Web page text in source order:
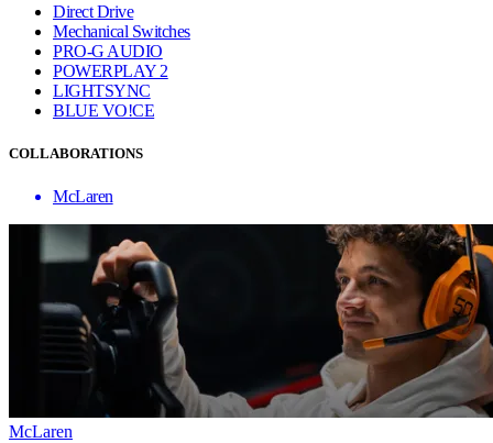
Direct Drive
Mechanical Switches
PRO-G AUDIO
POWERPLAY 2
LIGHTSYNC
BLUE VO!CE
COLLABORATIONS
McLaren
McLaren